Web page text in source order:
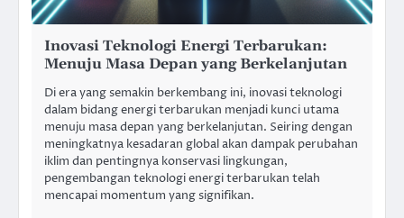
Inovasi Teknologi Energi Terbarukan:
Menuju Masa Depan yang Berkelanjutan
Di era yang semakin berkembang ini, inovasi teknologi
dalam bidang energi terbarukan menjadi kunci utama
menuju masa depan yang berkelanjutan. Seiring dengan
meningkatnya kesadaran global akan dampak perubahan
iklim dan pentingnya konservasi lingkungan,
pengembangan teknologi energi terbarukan telah
mencapai momentum yang signifikan.